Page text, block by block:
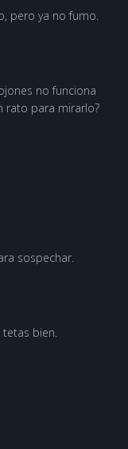
pero ya no fumo.
no funciona
rato para mirarlo?
sospechar.
bien.